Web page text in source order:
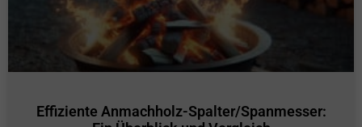
Effiziente Anmachholz-Spalter/Spanmesser: